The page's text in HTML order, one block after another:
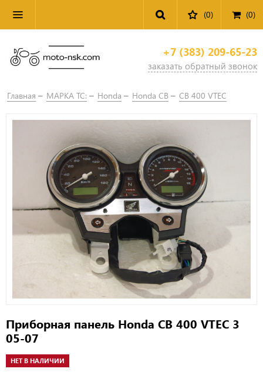
(0) (0)
+7 (383) 209-65-23
заказать обратный звонок
Главная МАРКА ТС: Honda Honda CB CB 400 VTEC
Приборная панель Honda CB 400 VTEC 3
05-07
НЕТ В НАЛИЧИИ